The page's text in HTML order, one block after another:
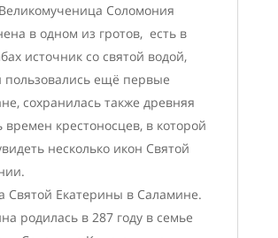
Соломония
в одном из гротов, есть в
источник со святой водой,
пользовались ещё первые
сохранилась также древняя
времен крестоносцев, в которой
несколько икон Святой
Святой Екатерины в Саламине.
родилась в 287 году в семье